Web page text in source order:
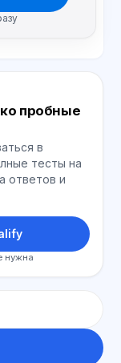
пробные
в
тесты на
ответов и
нужна